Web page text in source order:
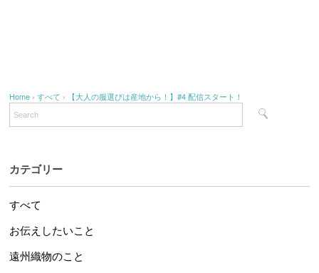
Home ›すべて › 【大人の服選びは産地から！】#4 配信スタート！
カテゴリー
すべて
お伝えしたいこと
遠州織物のこと